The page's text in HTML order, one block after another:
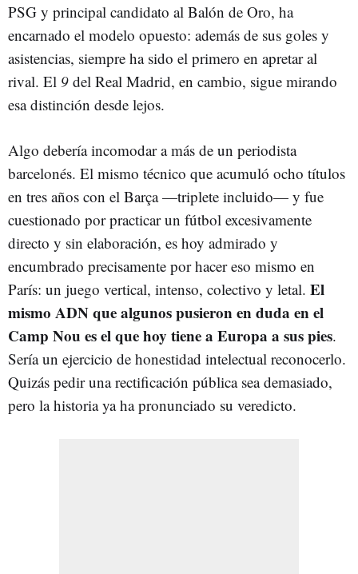
PSG y principal candidato al Balón de Oro, ha
encarnado el modelo opuesto: además de sus goles y
asistencias, siempre ha sido el primero en apretar al
rival. El 9 del Real Madrid, en cambio, sigue mirando
esa distinción desde lejos.
Algo debería incomodar a más de un periodista
barcelonés. El mismo técnico que acumuló ocho títulos
en tres años con el Barça —triplete incluido— y fue
cuestionado por practicar un fútbol excesivamente
directo y sin elaboración, es hoy admirado y
encumbrado precisamente por hacer eso mismo en
París: un juego vertical, intenso, colectivo y letal. El
mismo ADN que algunos pusieron en duda en el
Camp Nou es el que hoy tiene a Europa a sus pies.
Sería un ejercicio de honestidad intelectual reconocerlo.
Quizás pedir una rectificación pública sea demasiado,
pero la historia ya ha pronunciado su veredicto.